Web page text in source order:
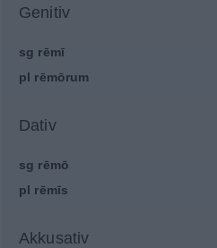
Genitiv
sg rēmī
pl rēmōrum
Dativ
sg rēmō
pl rēmīs
Akkusativ